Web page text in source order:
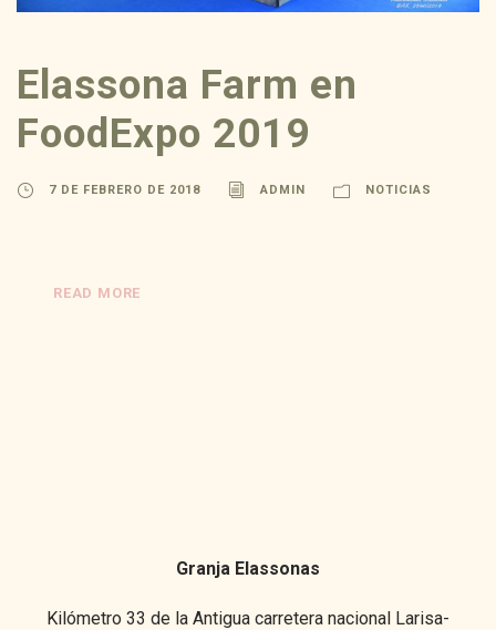
Elassona Farm en
FoodExpo 2019
7 DE FEBRERO DE 2018 ADMIN NOTICIAS
READ MORE
Granja Elassonas
Kilómetro 33 de la Antigua carretera nacional Larisa-